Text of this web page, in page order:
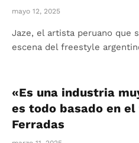
mayo 12, 2025
Jaze, el artista peruano que
escena del freestyle
«Es una industria
es todo basado en
Ferradas